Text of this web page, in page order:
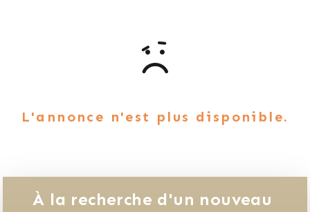
L'annonce n'est plus disponible.
À la recherche d'un nouveau